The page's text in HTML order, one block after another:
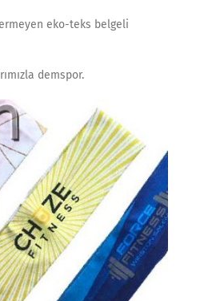
eko-teks belgeli
demspor.